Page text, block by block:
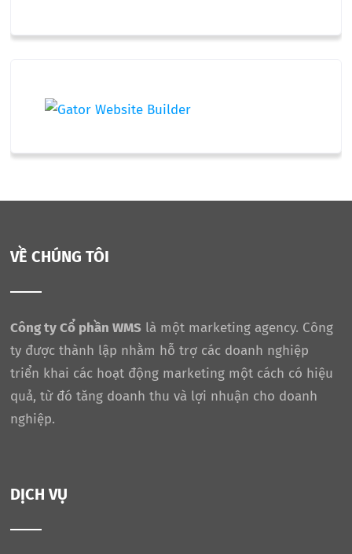
VỀ CHÚNG TÔI
Công ty Cổ phần WMS là một marketing agency. Công
ty được thành lập nhằm hỗ trợ các doanh nghiệp
triển khai các hoạt động marketing một cách có hiệu
quả, từ đó tăng doanh thu và lợi nhuận cho doanh
nghiệp.
DỊCH VỤ